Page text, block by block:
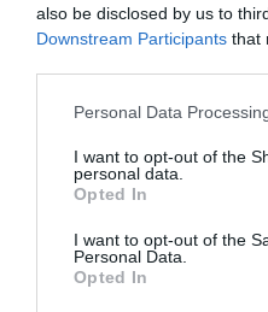
also be disclosed by us to
Downstream Participants that
Personal Data
I want to opt-out of the
personal data.
Opted In
I want to opt-out of the
Personal Data.
Opted In
Nicaragua o República
intervenciones de
a cabo recientemente en
alimentos y cobijo a la
devastador huracán
Añadir El
de Google de forma
Mantente informado con